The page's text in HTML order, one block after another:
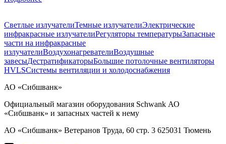
Светлые излучателиТемные излучателиЭлектрические
инфракрасные излучателиРегуляторы температурыЗапасные
части на инфракрасные
излучателиВоздухонагревателиВоздушные
завесыДестратификаторыБольшие потолочные вентиляторы
HVLSСистемы вентиляции и холодоснабжения
АО «Сибшванк»
Официальный магазин оборудования Schwank АО
«Сибшванк» и запасных частей к нему
АО «Сибшванк» Ветеранов Труда, 60 стр. 3 625031 Тюмень